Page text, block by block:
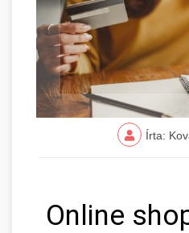
Írta:
Online